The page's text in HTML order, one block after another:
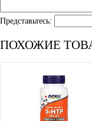
Представьтесь:
ПОХОЖИЕ